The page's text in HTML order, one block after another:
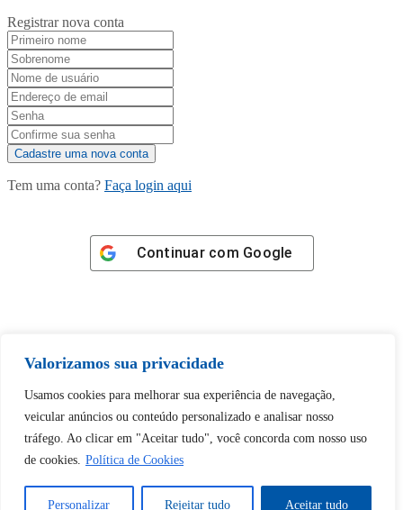
Valorizamos sua privacidade
Usamos cookies para melhorar sua experiência de navegação,
veicular anúncios ou conteúdo personalizado e analisar nosso
tráfego. Ao clicar em "Aceitar tudo", você concorda com nosso uso
de cookies. Política de Cookies
Personalizar Rejeitar tudo Aceitar tudo
Registrar nova conta
Tem uma conta? Faça login aqui
Continuar com Google
Tem certeza de que deseja
desbloquear esta publicação?
Desbloquear esquerda : 0
Sim Não